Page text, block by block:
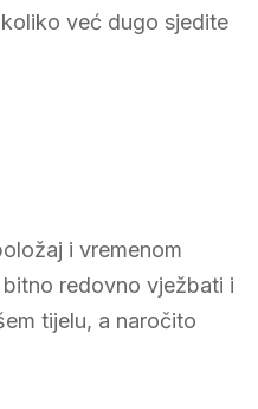
već dugo sjedite
i vremenom
redovno vježbati i
tijelu, a naročito